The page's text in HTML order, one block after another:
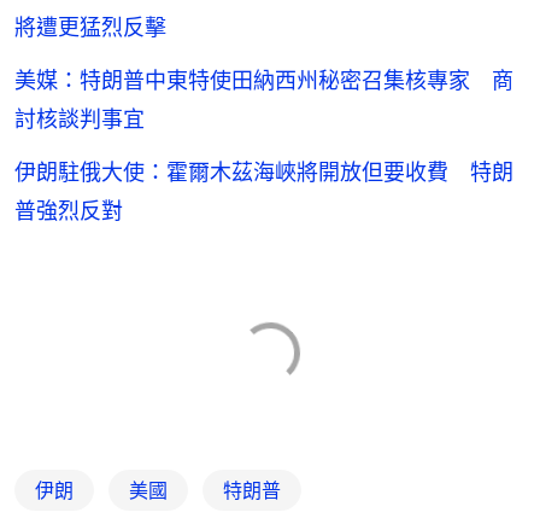
將遭更猛烈反擊
美媒：特朗普中東特使田納西州秘密召集核專家 商
討核談判事宜
伊朗駐俄大使：霍爾木茲海峽將開放但要收費 特朗
普強烈反對
伊朗 美國 特朗普